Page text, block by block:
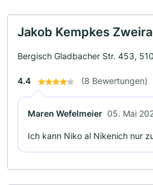
Jakob Kempkes
Bergisch Gladbacher Str. 453,
4.4 (8 Bewertungen)
Maren Wefelmeier 05. Mai
Ich kann Niko al Nikenich nur